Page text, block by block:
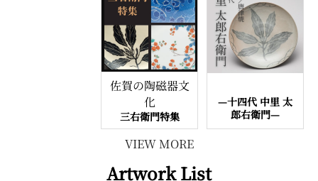
佐賀の陶磁器文
化
三右衛門特集
—十四代 中里 太
郎右衛門—
VIEW MORE
Artwork List